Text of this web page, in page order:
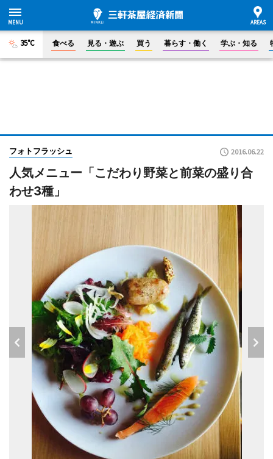
35°C 食べる 見る・遊ぶ 買う 暮らす・働く 学ぶ・知る
フォトフラッシュ 2016.06.22
人気メニュー「こだわり野菜と前菜の盛り合
わせ3種」